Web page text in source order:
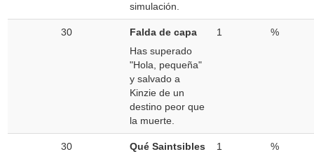
simulación.
30
Falda de capa
Has superado
"Hola, pequeña"
y salvado a
Kinzie de un
destino peor que
la muerte.
1 %
30
Qué Saintsibles
1 %